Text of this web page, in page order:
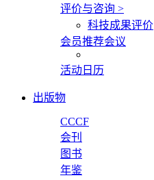
评价与咨询 >
科技成果评价
会员推荐会议
活动日历
出版物
CCCF
会刊
图书
年鉴